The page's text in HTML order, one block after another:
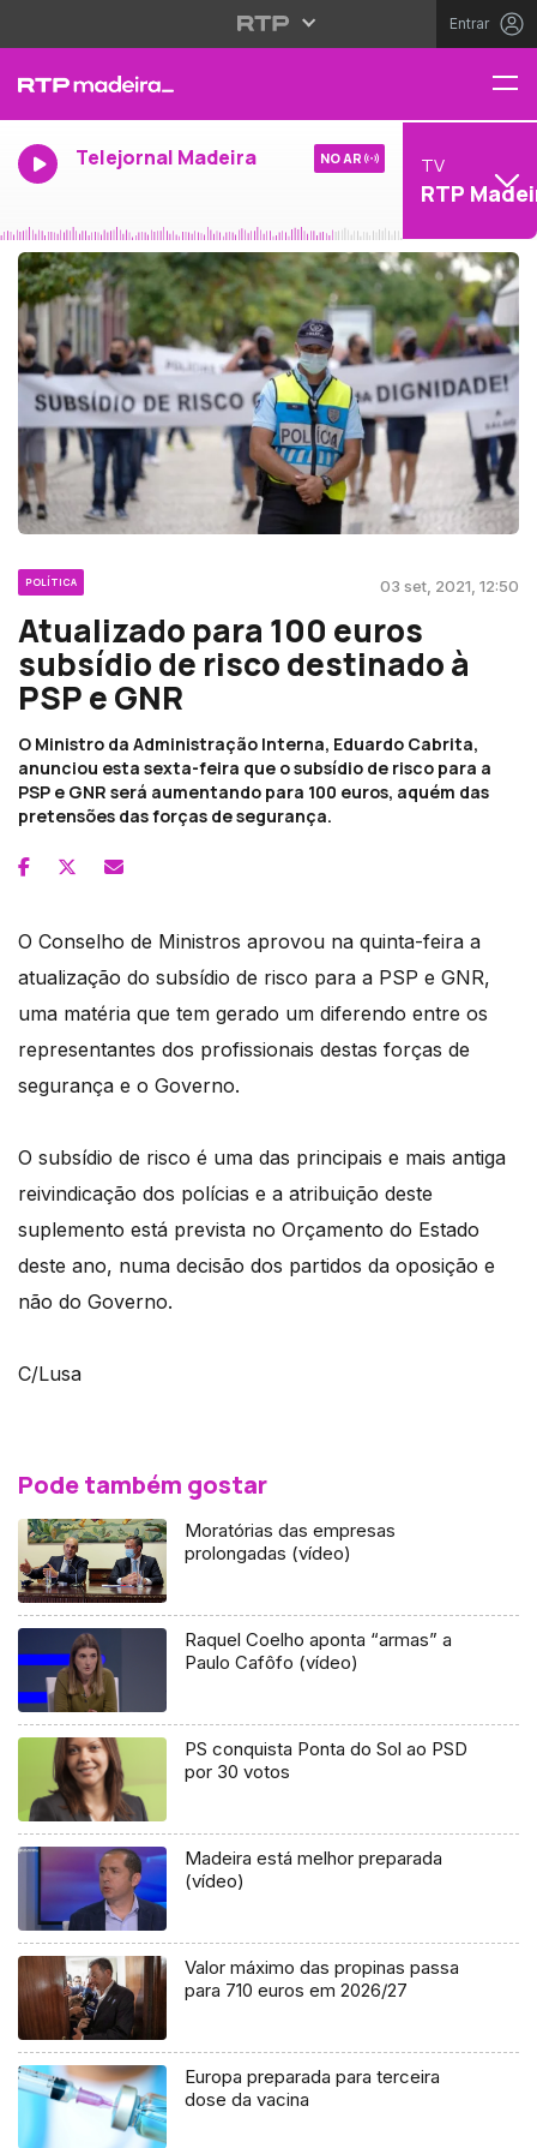
Entrar
Telejornal Madeira NO AR TV
RTP
POLÍTICA 03 set, 2021, 12:50
Atualizado para 100 euros
subsídio de risco destinado à
PSP e GNR
O Ministro da Administração Interna, Eduardo Cabrita,
anunciou esta sexta-feira que o subsídio de risco para a
PSP e GNR será aumentando para 100 euros, aquém das
pretensões das forças de segurança.
O Conselho de Ministros aprovou na quinta-feira a
atualização do subsídio de risco para a PSP e GNR,
uma matéria que tem gerado um diferendo entre os
representantes dos profissionais destas forças de
segurança e o Governo.
O subsídio de risco é uma das principais e mais antiga
reivindicação dos polícias e a atribuição deste
suplemento está prevista no Orçamento do Estado
deste ano, numa decisão dos partidos da oposição e
não do Governo.
C/Lusa
Pode também gostar
Moratórias das empresas
prolongadas (vídeo)
Raquel Coelho aponta “armas” a
Paulo Cafôfo (vídeo)
PS conquista Ponta do Sol ao PSD
por 30 votos
Madeira está melhor preparada
(vídeo)
Valor máximo das propinas passa
para 710 euros em 2026/27
Europa preparada para terceira
dose da vacina